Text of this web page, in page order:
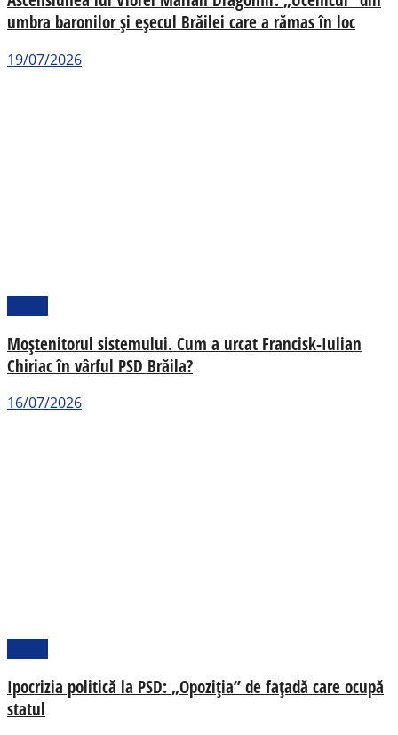
umbra baronilor și eșecul Brăilei care a rămas în loc
19/07/2026
Moștenitorul sistemului. Cum a urcat Francisk-Iulian
Chiriac în vârful PSD Brăila?
16/07/2026
Ipocrizia politică la PSD: „Opoziția” de fațadă care ocupă
statul